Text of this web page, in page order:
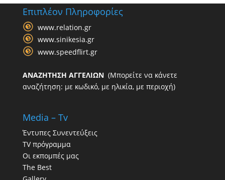
Επιπλέον Πληροφορίες
www.relation.gr
www.sinikesia.gr
www.speedflirt.gr
ΑΝΑΖΗΤΗΣΗ ΑΓΓΕΛΙΩΝ(Μπορείτε να κάνετε
αναζήτηση: με κωδικό, με ηλικία, με περιοχή)
Media – Tv
Έντυπες Συνεντεύξεις
TV πρόγραμμα
Οι εκπομπές μας
The Best